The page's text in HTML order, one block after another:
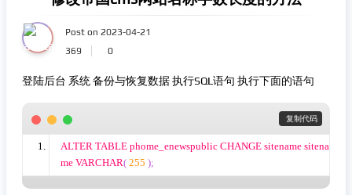
Post on 2023-04-21
369
0
登陆后台 系统 备份与恢复数据 执行SQL语句 执行下面的语句
复制代码
ALTER TABLE phome_enewspublic CHANGE sitename sitena
me VARCHAR( 255 );